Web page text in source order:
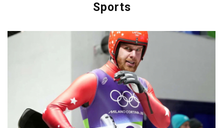
Sports